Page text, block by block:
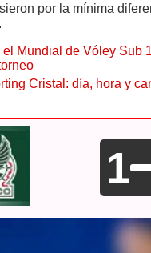
por la mínima
Mundial de Vóley Sub
Cristal: día, hora y
1